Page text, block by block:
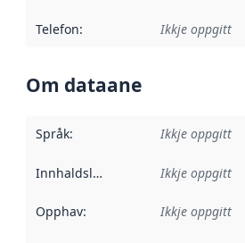
Telefon: Ikkje oppgitt
Om dataane
Språk: Ikkje oppgitt
Innhaldsleverandørar :
Ikkje oppgitt
Opphav: Ikkje oppgitt